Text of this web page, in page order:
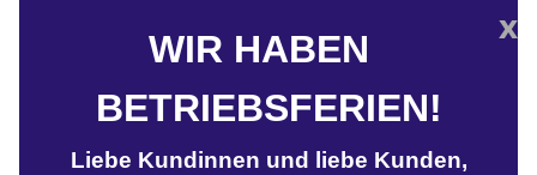
x
WIR HABEN
BETRIEBSFERIEN!
Liebe Kundinnen und liebe Kunden,